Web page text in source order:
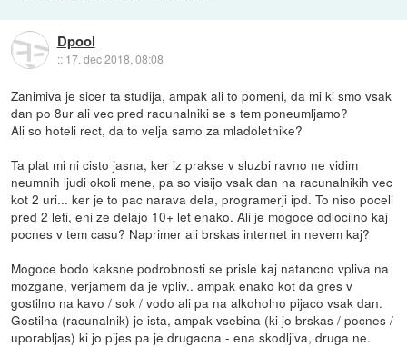
Dpool
:: 17. dec 2018, 08:08
Zanimiva je sicer ta studija, ampak ali to pomeni, da mi ki smo vsak
dan po 8ur ali vec pred racunalniki se s tem poneumljamo?
Ali so hoteli rect, da to velja samo za mladoletnike?
Ta plat mi ni cisto jasna, ker iz prakse v sluzbi ravno ne vidim
neumnih ljudi okoli mene, pa so visijo vsak dan na racunalnikih vec
kot 2 uri... ker je to pac narava dela, programerji ipd. To niso poceli
pred 2 leti, eni ze delajo 10+ let enako. Ali je mogoce odlocilno kaj
pocnes v tem casu? Naprimer ali brskas internet in nevem kaj?
Mogoce bodo kaksne podrobnosti se prisle kaj natancno vpliva na
mozgane, verjamem da je vpliv.. ampak enako kot da gres v
gostilno na kavo / sok / vodo ali pa na alkoholno pijaco vsak dan.
Gostilna (racunalnik) je ista, ampak vsebina (ki jo brskas / pocnes /
uporabljas) ki jo pijes pa je drugacna - ena skodljiva, druga ne.